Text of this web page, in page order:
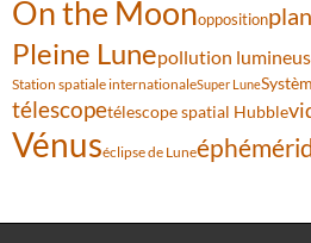
On the Moonopposition
Pleine Lunepollution
Station spatiale internationaleSuper Lune
télescopetélescope spatial Hubble
Vénuséclipse de Lune